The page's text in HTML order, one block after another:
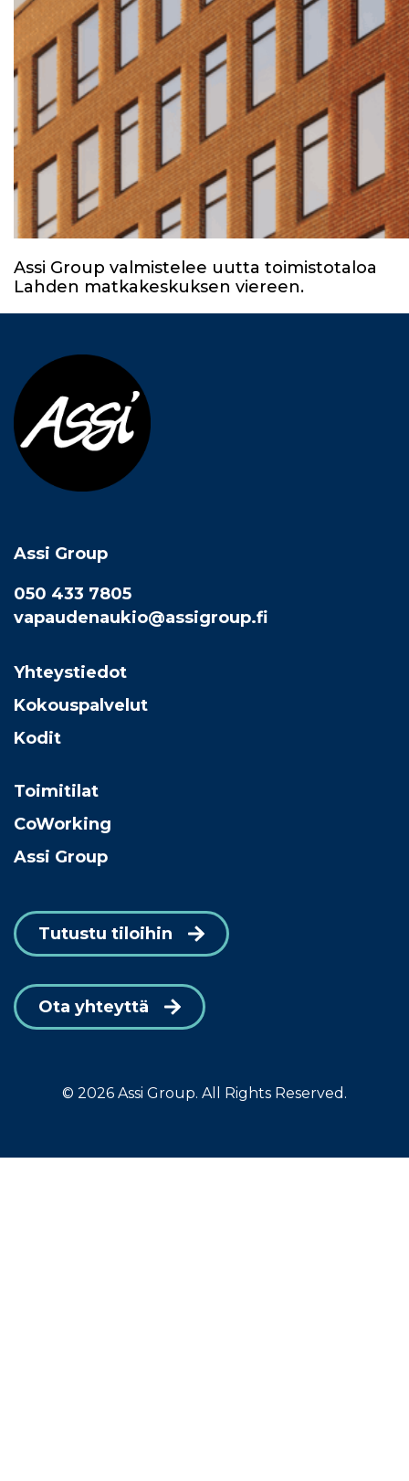
Assi Group valmistelee uutta toimistotaloa
Lahden matkakeskuksen viereen.
Assi Group
050 433 7805
vapaudenaukio@assigroup.fi
Yhteystiedot
Kokouspalvelut
Kodit
Toimitilat
CoWorking
Assi Group
Tutustu tiloihin
Ota yhteyttä
© 2026 Assi Group. All Rights Reserved.